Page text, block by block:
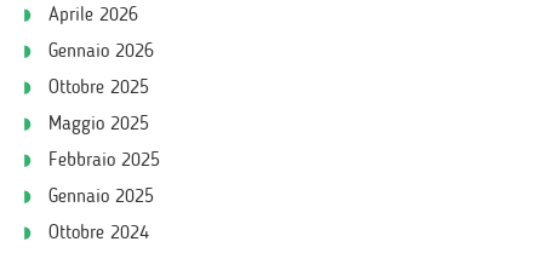
Aprile 2026
Gennaio 2026
Ottobre 2025
Maggio 2025
Febbraio 2025
Gennaio 2025
Ottobre 2024